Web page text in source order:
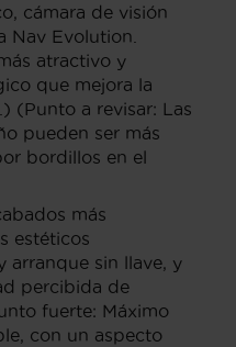
cámara de visión
Nav Evolution.
atractivo y
que mejora la
(Punto a revisar: Las
pueden ser más
bordillos en el
más
estéticos
arranque sin llave, y
percibida de
fuerte: Máximo
con un aspecto